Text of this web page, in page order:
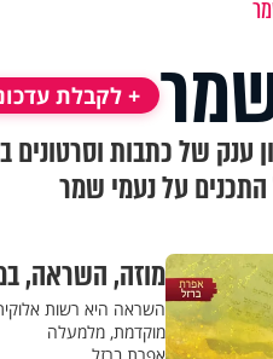
+ לקבלת
ענק של כתבות
התכנים על נעמי שמר
מוזה, השראה,
השראה היא רשות
מוקדמת, מלמעלה